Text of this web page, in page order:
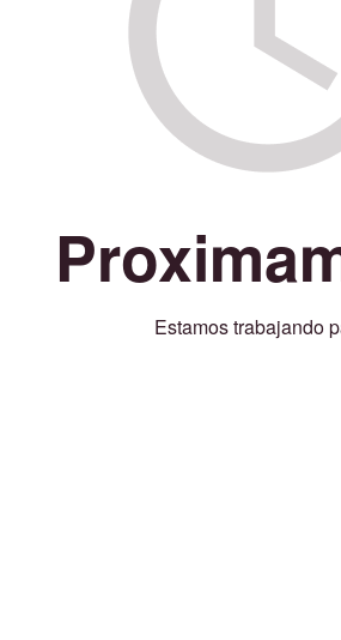
Estamos trabajando